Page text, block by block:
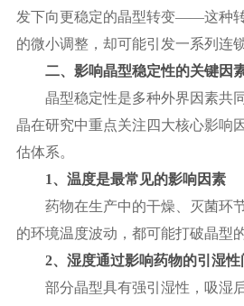
发下向更稳定的晶型转变——这种转
的微小调整，却可能引发一系列连
二、影响晶型稳定性的关键因
晶型稳定性是多种外界因素共
晶在研究中重点关注四大核心影响
估体系。
1、温度是最常见的影响因素
药物在生产中的干燥、灭菌环
的环境温度波动，都可能打破晶型
2、湿度通过影响药物的引湿
部分晶型具有强引湿性，吸湿